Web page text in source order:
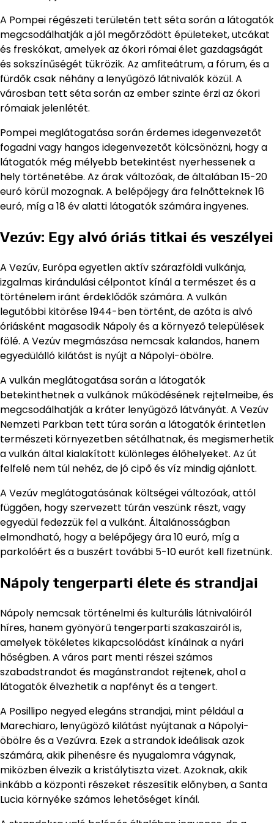
A Pompei régészeti területén tett séta során a látogatók
megcsodálhatják a jól megőrződött épületeket, utcákat
és freskókat, amelyek az ókori római élet gazdagságát
és sokszínűségét tükrözik. Az amfiteátrum, a fórum, és a
fürdők csak néhány a lenyűgöző látnivalók közül. A
városban tett séta során az ember szinte érzi az ókori
rómaiak jelenlétét.
Pompei meglátogatása során érdemes idegenvezetőt
fogadni vagy hangos idegenvezetőt kölcsönözni, hogy a
látogatók még mélyebb betekintést nyerhessenek a
hely történetébe. Az árak változóak, de általában 15-20
euró körül mozognak. A belépőjegy ára felnőtteknek 16
euró, míg a 18 év alatti látogatók számára ingyenes.
Vezúv: Egy alvó óriás titkai és veszélyei
A Vezúv, Európa egyetlen aktív szárazföldi vulkánja,
izgalmas kirándulási célpontot kínál a természet és a
történelem iránt érdeklődők számára. A vulkán
legutóbbi kitörése 1944-ben történt, de azóta is alvó
óriásként magasodik Nápoly és a környező települések
fölé. A Vezúv megmászása nemcsak kalandos, hanem
egyedülálló kilátást is nyújt a Nápolyi-öbölre.
A vulkán meglátogatása során a látogatók
betekinthetnek a vulkánok működésének rejtelmeibe, és
megcsodálhatják a kráter lenyűgöző látványát. A Vezúv
Nemzeti Parkban tett túra során a látogatók érintetlen
természeti környezetben sétálhatnak, és megismerhetik
a vulkán által kialakított különleges élőhelyeket. Az út
felfelé nem túl nehéz, de jó cipő és víz mindig ajánlott.
A Vezúv meglátogatásának költségei változóak, attól
függően, hogy szervezett túrán veszünk részt, vagy
egyedül fedezzük fel a vulkánt. Általánosságban
elmondható, hogy a belépőjegy ára 10 euró, míg a
parkolóért és a buszért további 5-10 eurót kell fizetnünk.
Nápoly tengerparti élete és strandjai
Nápoly nemcsak történelmi és kulturális látnivalóiról
híres, hanem gyönyörű tengerparti szakaszairól is,
amelyek tökéletes kikapcsolódást kínálnak a nyári
hőségben. A város part menti részei számos
szabadstrandot és magánstrandot rejtenek, ahol a
látogatók élvezhetik a napfényt és a tengert.
A Posillipo negyed elegáns strandjai, mint például a
Marechiaro, lenyűgöző kilátást nyújtanak a Nápolyi-
öbölre és a Vezúvra. Ezek a strandok ideálisak azok
számára, akik pihenésre és nyugalomra vágynak,
miközben élvezik a kristálytiszta vizet. Azoknak, akik
inkább a központi részeket részesítik előnyben, a Santa
Lucia környéke számos lehetőséget kínál.